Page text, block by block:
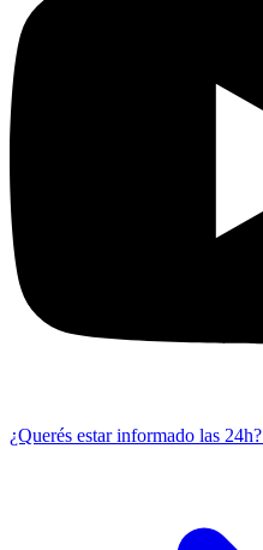
¿Querés estar informado las 24h?